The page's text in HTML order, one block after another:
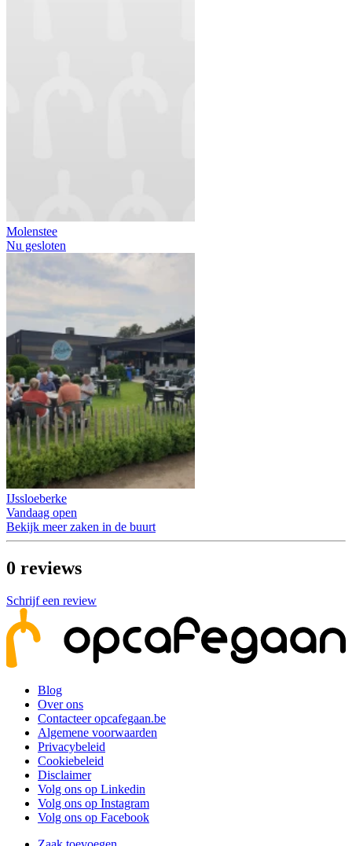
Molenstee
Nu gesloten
IJssloeberke
Vandaag open
Bekijk meer zaken in de buurt
0 reviews
Schrijf een review
Blog
Over ons
Contacteer opcafegaan.be
Algemene voorwaarden
Privacybeleid
Cookiebeleid
Disclaimer
Volg ons op Linkedin
Volg ons op Instagram
Volg ons op Facebook